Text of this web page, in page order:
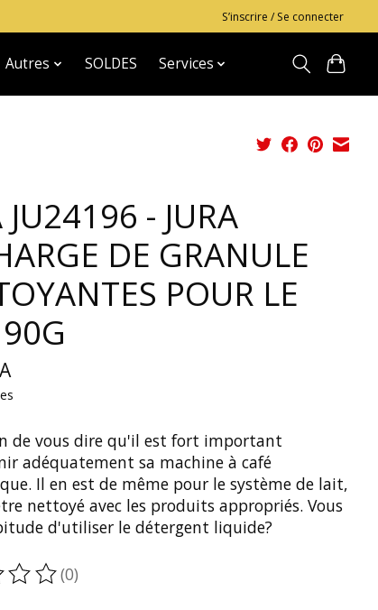
S’inscrire / Se connecter
Autres SOLDES Services
JU24196 - JURA
DE GRANULE
POUR LE
de vous dire qu'il est fort important
adéquatement sa machine à café
Il en est de même pour le système de lait,
nettoyé avec les produits appropriés. Vous
d'utiliser le détergent liquide?
est évalué à
(0)